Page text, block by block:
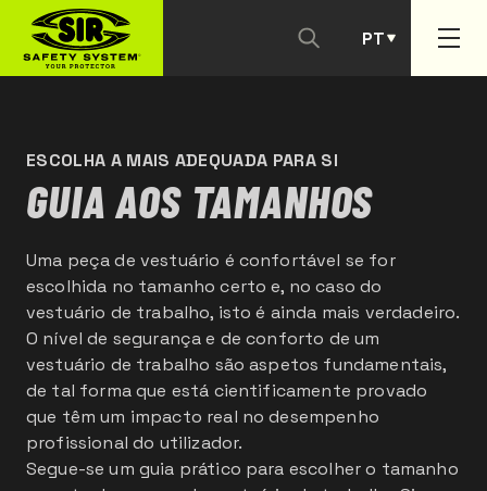
PT
ES
ESCOLHA A MAIS ADEQUADA PARA SI
GUIA AOS TAMANHOS
Uma peça de vestuário é confortável se for
escolhida no tamanho certo e, no caso do
vestuário de trabalho, isto é ainda mais verdadeiro.
O nível de segurança e de conforto de um
vestuário de trabalho são aspetos fundamentais,
de tal forma que está cientificamente provado
que têm um impacto real no desempenho
profissional do utilizador.
Segue-se um guia prático para escolher o tamanho